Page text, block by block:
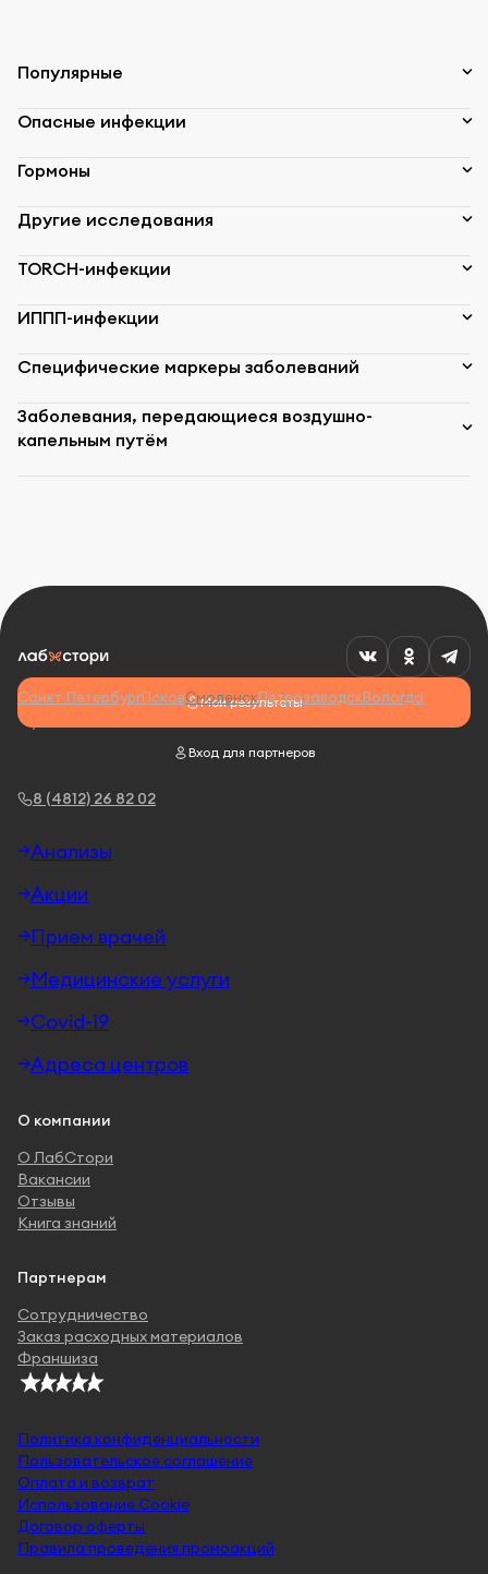
Популярные
Опасные инфекции
Гормоны
Другие исследования
TORCH-инфекции
ИППП-инфекции
Специфические маркеры заболеваний
Заболевания, передающиеся воздушно-
капельным путём
8 (4812) 26 82 02
Мои результаты
Вход для партнеров
Санкт-ПетербургПсковСмоленскПетрозаводскВологда
Анализы
Акции
Прием врачей
Медицинские услуги
Covid-19
Адреса центров
О компании
О ЛабСтори
Вакансии
Отзывы
Книга знаний
Партнерам
Сотрудничество
Заказ расходных материалов
Франшиза
Политика конфиденциальности
Пользовательское соглашение
Оплата и возврат
Использование Cookie
Договор оферты
Правила проведения промоакций